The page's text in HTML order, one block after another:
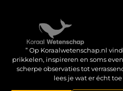
” Op Koraalwetenschap.nl
prikkelen, inspireren en soms
scherpe observaties tot
lees je wat er écht toe